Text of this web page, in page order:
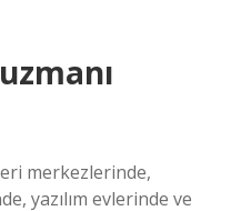
merkezlerinde,
yazılım evlerinde ve